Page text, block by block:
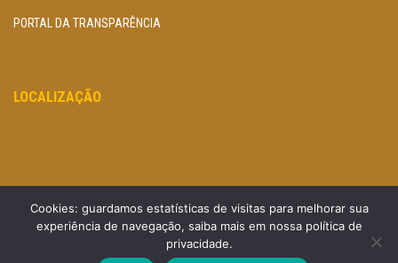
PORTAL DA TRANSPARÊNCIA
LOCALIZAÇÃO
Cookies: guardamos estatísticas de visitas para melhorar sua
experiência de navegação, saiba mais em nossa política de
privacidade.